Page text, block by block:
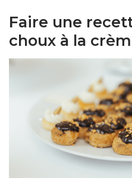
Faire une
choux à la